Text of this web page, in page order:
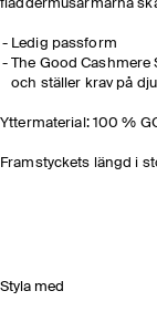
fladdermusärmarna
Ledig passform
The Good Cashmere
och ställer krav på
Yttermaterial: 100 %
Framstyckets längd i
Styla med